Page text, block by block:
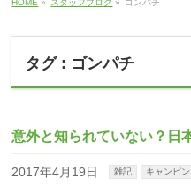
HOME » スタッフブログ » ゴンパチ
タグ : ゴンパチ
意外と知られていない？日
2017年4月19日 雑記 キャンピ